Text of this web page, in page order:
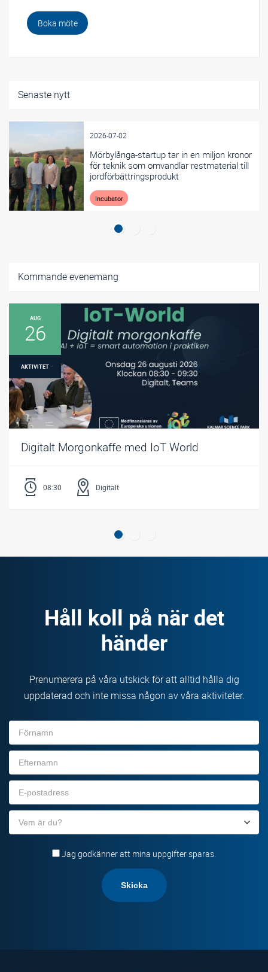
Boka möte
Senaste nytt
2026-07-02
Mörbylånga-startup tar in en miljon kronor
för teknik som omvandlar restmaterial till
jordförbättringsprodukt
Incubator
Kommande evenemang
AUG
26
AKTIVITET
Digitalt Morgonkaffe med IoT World
08:30 Digitalt
Håll koll på när det
händer
Prenumerera på våra utskick för att alltid hålla dig
uppdaterad och inte missa någon av våra aktiviteter.
Förnamn
Efternamn
post
Organisation
Jag godkänner att mina uppgifter sparas.